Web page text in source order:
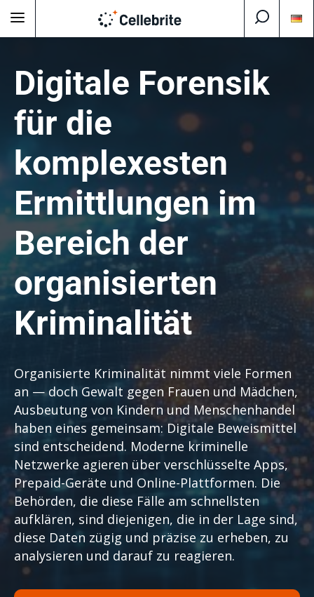
Digitale Forensik
für die
komplexesten
Ermittlungen im
Bereich der
organisierten
Kriminalität
Organisierte Kriminalität nimmt viele Formen
an — doch Gewalt gegen Frauen und Mädchen,
Ausbeutung von Kindern und Menschenhandel
haben eines gemeinsam: Digitale Beweismittel
sind entscheidend. Moderne kriminelle
Netzwerke agieren über verschlüsselte Apps,
Prepaid-Geräte und Online-Plattformen. Die
Behörden, die diese Fälle am schnellsten
aufklären, sind diejenigen, die in der Lage sind,
diese Daten zügig und präzise zu erheben, zu
analysieren und darauf zu reagieren.